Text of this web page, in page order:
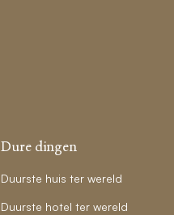
Dure dingen
Duurste huis ter wereld
Duurste hotel ter wereld